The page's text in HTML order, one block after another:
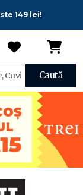
149 lei!
Caută